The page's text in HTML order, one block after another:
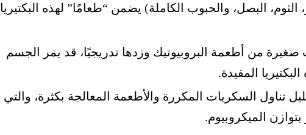
الثوم، البصل، والحبوب الكاملة) يضمن “طعامًا” لهذه البكتيريا
صغيرة من أطعمة البروبيوتيك وزدها تدريجيًا، قد يمر الجسم
المفيدة.
تناول السكريات المكررة والأطعمة المعالجة بكثرة، والتي
بتوازن الميكروبيوم.